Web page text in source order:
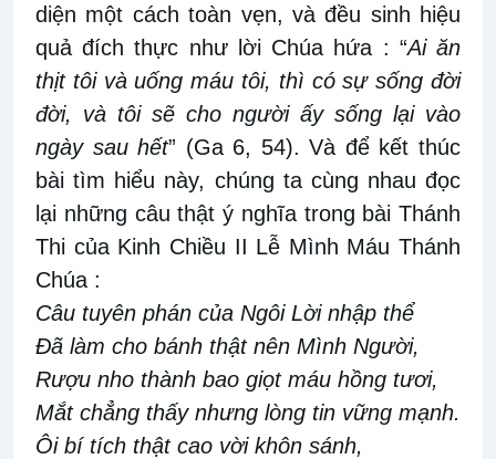
diện một cách toàn vẹn, và đều sinh hiệu
quả đích thực như lời Chúa hứa : “Ai ăn
thịt tôi và uống máu tôi, thì có sự sống đời
đời, và tôi sẽ cho người ấy sống lại vào
ngày sau hết” (Ga 6, 54). Và để kết thúc
bài tìm hiểu này, chúng ta cùng nhau đọc
lại những câu thật ý nghĩa trong bài Thánh
Thi của Kinh Chiều II Lễ Mình Máu Thánh
Chúa :
Câu tuyên phán của Ngôi Lời nhập thể
Đã làm cho bánh thật nên Mình Người,
Rượu nho thành bao giọt máu hồng tươi,
Mắt chẳng thấy nhưng lòng tin vững mạnh.
Ôi bí tích thật cao vời khôn sánh,